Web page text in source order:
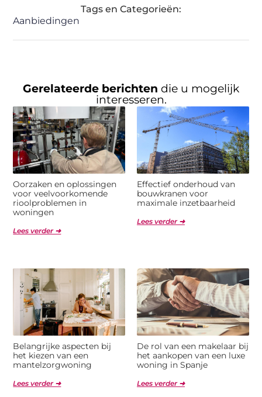
Tags en Categorieën:
Aanbiedingen
Gerelateerde berichten die u mogelijk
interesseren.
Oorzaken en oplossingen
voor veelvoorkomende
rioolproblemen in
woningen
Lees verder ➜
Effectief onderhoud van
bouwkranen voor
maximale inzetbaarheid
Lees verder ➜
Belangrijke aspecten bij
het kiezen van een
mantelzorgwoning
Lees verder ➜
De rol van een makelaar bij
het aankopen van een luxe
woning in Spanje
Lees verder ➜